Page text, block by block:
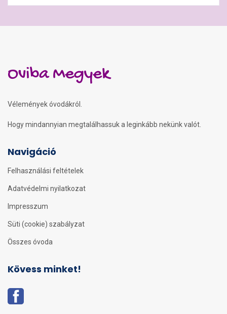
Oviba Megyek
Vélemények óvodákról.
Hogy mindannyian megtalálhassuk a leginkább nekünk valót.
Navigáció
Felhasználási feltételek
Adatvédelmi nyilatkozat
Impresszum
Süti (cookie) szabályzat
Összes óvoda
Kövess minket!